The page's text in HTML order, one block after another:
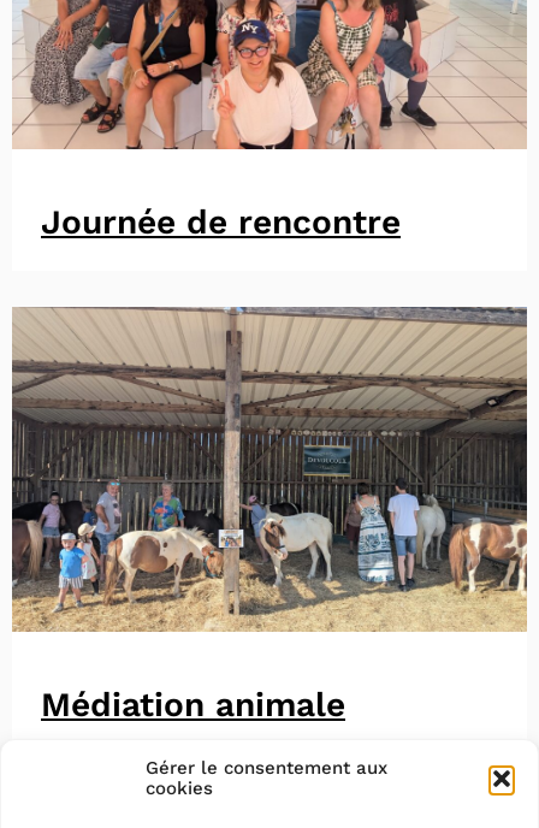
Gérer le consentement aux
cookies
Journée de rencontre
Médiation animale